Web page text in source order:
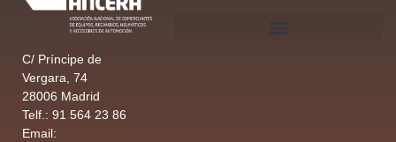
C/ Príncipe de
Vergara, 74
28006 Madrid
Telf.: 91 564 23 86
Email: